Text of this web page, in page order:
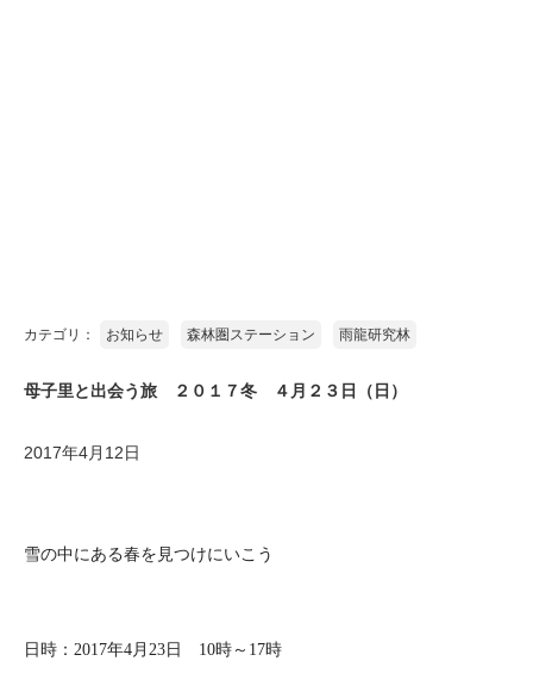
カテゴリ： お知らせ 森林圏ステーション 雨龍研究林
母子里と出会う旅 ２０１７冬 ４月２３日（日）
2017年4月12日
雪の中にある春を見つけにいこう
日時： 2017年4月 23 日 10時～ 17時